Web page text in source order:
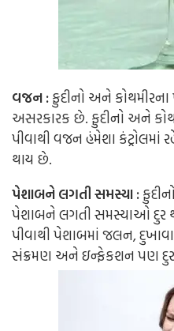
વજન :ફુદીનો અને
અસરકારક છે. ફુદીનો અને
પીવાથી વજન હંમેશા
થાય છે.
પેશાબને લગતી સમસ્યા :
પેશાબને લગતી સમસ્યાઓ દુર
પીવાથી પેશાબમાં જલન,
સંક્રમણ અને ઇન્ફેકશન પણ